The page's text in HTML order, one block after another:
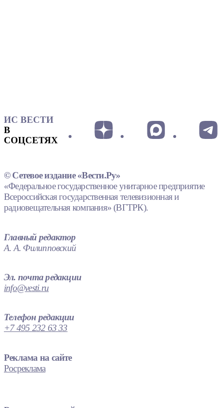
ИС ВЕСТИ
В
СОЦСЕТЯХ
© Сетевое издание «Вести.Ру»
«Федеральное государственное унитарное предприятие
Всероссийская государственная телевизионная и
радиовещательная компания» (ВГТРК).
Главный редактор
А. А. Филипповский
Эл. почта редакции
info@vesti.ru
Телефон редакции
+7 495 232 63 33
Реклама на сайте
Росреклама